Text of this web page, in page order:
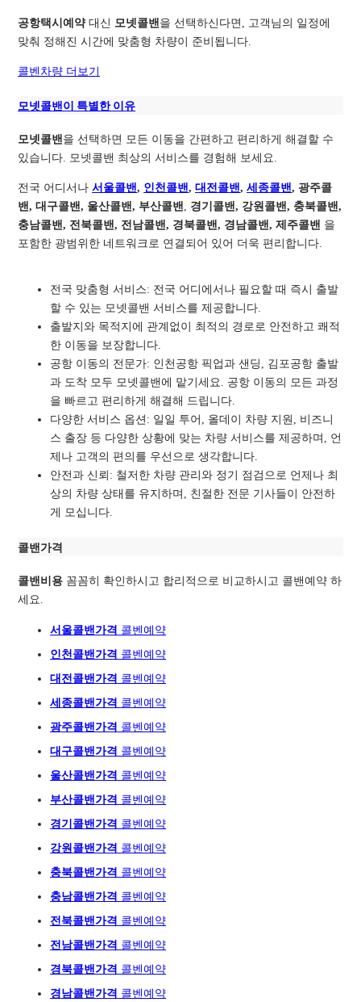
공항택시예약대신 모넷콜밴 을 선택하신다면, 고객님의 일정에
맞춰 정해진 시간에 맞춤형 차량이 준비됩니다.
콜벤차량 더보기
모넷콜밴이 특별한 이유
모넷콜밴 을 선택하면 모든 이동을 간편하고 편리하게 해결할 수
있습니다. 모넷콜밴 최상의 서비스를 경험해 보세요.
전국 어디서나서울콜밴, 인천콜밴,대전콜밴,세종콜밴, 광주콜
밴, 대구콜밴, 울산콜밴, 부산콜밴
경기콜밴, 강원콜밴, 충북콜밴,
충남콜밴, 전북콜밴, 전남콜밴, 경북콜밴, 경남콜밴, 제주콜밴 을
포함한 광범위한 네트워크로 연결되어 있어 더욱 편리합니다.
전국 맞춤형 서비스: 전국 어디에서나 필요할 때 즉시 출발
할 수 있는 모넷콜밴 서비스를 제공합니다.
출발지와 목적지에 관계없이 최적의 경로로 안전하고 쾌적
한 이동을 보장합니다.
공항 이동의 전문가: 인천공항 픽업과 샌딩, 김포공항 출발
과 도착 모두 모넷콜밴에 맡기세요. 공항 이동의 모든 과정
을 빠르고 편리하게 해결해 드립니다.
다양한 서비스 옵션: 일일 투어, 올데이 차량 지원, 비즈니
스 출장 등 다양한 상황에 맞는 차량 서비스를 제공하며, 언
제나 고객의 편의를 우선으로 생각합니다.
안전과 신뢰: 철저한 차량 관리와 정기 점검으로 언제나 최
상의 차량 상태를 유지하며, 친절한 전문 기사들이 안전하
게 모십니다.
콜밴가격
콜밴비용 꼼꼼히 확인하시고 합리적으로 비교하시고 콜밴예약 하
세요.
서울콜밴가격 콜벤예 약
인천콜밴가격 콜벤예약
대전콜밴가격 콜벤예약
세종콜밴가격 콜벤예약
광주콜밴가격 콜벤예 약
대구콜밴가격 콜벤예약
울산콜밴가격 콜벤예약
부산콜밴가격 콜벤예약
경기콜밴가격 콜벤예약
강원콜밴가격 콜벤예약
충북콜밴가격 콜벤예약
충남콜밴가격 콜벤예약
전북콜밴가격 콜벤예약
전남콜밴가격 콜벤예약
경북콜밴가격 콜벤예약
경남콜밴가격 콜벤예약